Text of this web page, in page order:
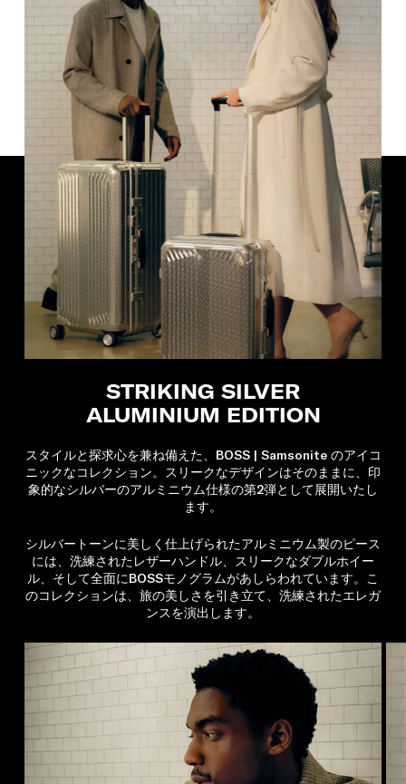
STRIKING SILVER
ALUMINIUM EDITION
スタイルと探求心を兼ね備えた、BOSS | Samsonite のアイコ
ニックなコレクション。スリークなデザインはそのままに、印
象的なシルバーのアルミニウム仕様の第2弾として展開いたし
ます。
シルバートーンに美しく仕上げられたアルミニウム製のピース
には、洗練されたレザーハンドル、スリークなダブルホイー
ル、そして全面にBOSSモノグラムがあしらわれています。こ
のコレクションは、旅の美しさを引き立て、洗練されたエレガ
ンスを演出します。